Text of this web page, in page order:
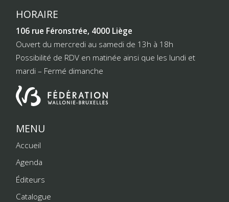
HORAIRE
106 rue Féronstrée, 4000 Liège
Ouvert du mercredi au samedi de 13h à 18h
Possibilité de RDV en matinée ainsi que les lundi et
mardi – Fermé dimanche
MENU
Accueil
Agenda
Éditeurs
Catalogue